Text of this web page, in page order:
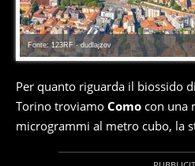
Fonte: 123RF - dudlajzov
Per quanto riguarda il biossido
Torino troviamo Como con una
microgrammi al metro cubo, la